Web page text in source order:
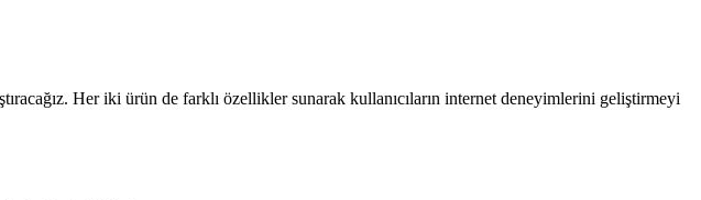
Her iki ürün de farklı özellikler sunarak kullanıcıların internet deneyimlerini geliştirmeyi